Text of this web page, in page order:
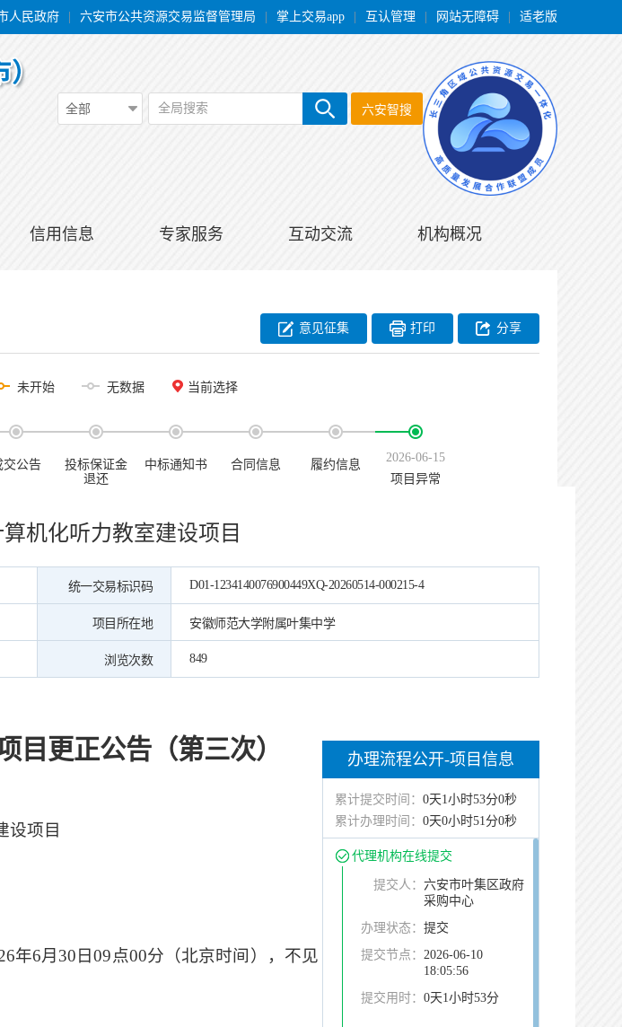
人民政府 六安市公共资源交易监督管理局 掌上交易app 互认管理 网站无障碍 适老版
全部 全局搜索 六安智搜
信用信息 专家服务 互动交流 机构概况
意见征集 分享
打印
未开始 无数据 当前选择
交公告
投标保证金
退还
中标通知书 合同信息 履约信息
2026-06-15
项目异常
机化听力教室建设项目
统一交易标识码 D01-1234140076900449XQ-20260514-000215-4
项目所在地 安徽师范大学附属叶集中学
浏览次数 849
目 更正公告（第三次）
设项目
年6月30日09点00分（北京时间），不见
办理流程公开-项目信息
累计提交时间： 0天1小时53分0秒
累计办理时间： 0天0小时51分0秒
代理机构在线提交
提交人： 六安市叶集区政府
采购中心
办理状态： 提交
提交节点： 2026-06-10
18:05:56
提交用时： 0天1小时53分